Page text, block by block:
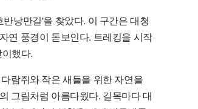
낭만길'을 찾았다. 이 구간은 대청
연 풍경이 돋보인다. 트레킹을 시작
했다.
람쥐와 작은 새들을 위한 자연을
그림처럼 아름다웠다. 길목마다 대